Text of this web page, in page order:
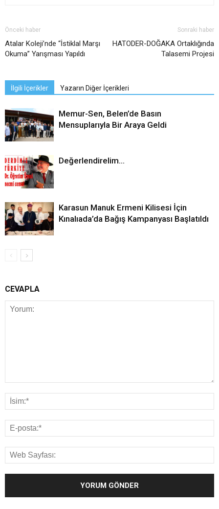
Önceki haber
Atalar Koleji’nde “İstiklal Marşı
Okuma” Yarışması Yapıldı
Sonraki haber
HATODER-DOĞAKA Ortaklığında
Talasemi Projesi
İlgili İçerikler Yazarın Diğer İçerikleri
Memur-Sen, Belen’de Basın
Mensuplarıyla Bir Araya Geldi
Değerlendirelim…
Karasun Manuk Ermeni Kilisesi İçin
Kınalıada’da Bağış Kampanyası Başlatıldı
CEVAPLA